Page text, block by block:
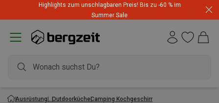
Highlights zum unschlagbaren Preis! Bis zu -60 % im
Summer Sale
Ausrüstung OutdoorkücheCamping Kochgeschirr